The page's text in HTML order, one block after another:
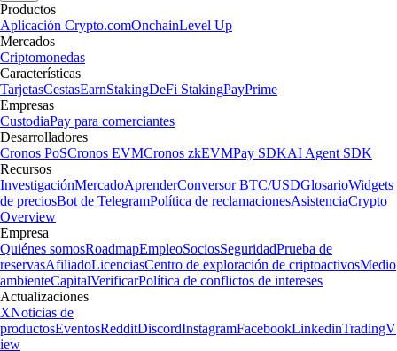
Productos
Aplicación Crypto.comOnchainLevel Up
Mercados
Criptomonedas
Características
TarjetasCestasEarnStakingDeFi StakingPayPrime
Empresas
CustodiaPay para comerciantes
Desarrolladores
Cronos PoSCronos EVMCronos zkEVMPay SDKAI Agent SDK
Recursos
InvestigaciónMercadoAprenderConversor BTC/USDGlosarioWidgets
de preciosBot de TelegramPolítica de reclamacionesAsistenciaCrypto
Overview
Empresa
Quiénes somosRoadmapEmpleoSociosSeguridadPrueba de
reservasAfiliadoLicenciasCentro de exploración de criptoactivosMedio
ambienteCapitalVerificarPolítica de conflictos de intereses
Actualizaciones
XNoticias de
productosEventosRedditDiscordInstagramFacebookLinkedinTradingV
iew